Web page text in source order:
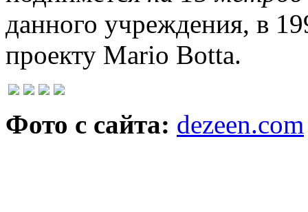
данного учреждения, в
проекту Mario Botta.
Фото с сайта: dezeen.com